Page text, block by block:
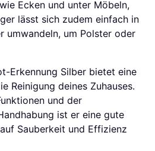
Ecken und unter Möbeln,
lässt sich zudem einfach in
umwandeln, um Polster oder
Erkennung Silber bietet eine
Reinigung deines Zuhauses.
und der
ist er eine gute
Sauberkeit und Effizienz